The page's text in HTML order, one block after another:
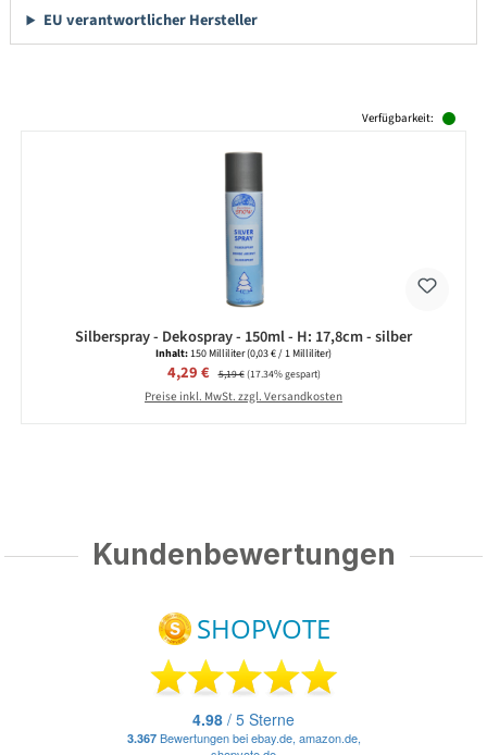
EU verantwortlicher Hersteller
Verfügbarkeit:
Silberspray - Dekospray - 150ml - H: 17,8cm - silber
Inhalt:150 Milliliter(0,03 € / 1 Milliliter)
Verkaufspreis:
4,29 € Regulärer Preis:
5,19 €(17.34% gespart)
Preise inkl. MwSt. zzgl. Versandkosten
Kundenbewertungen